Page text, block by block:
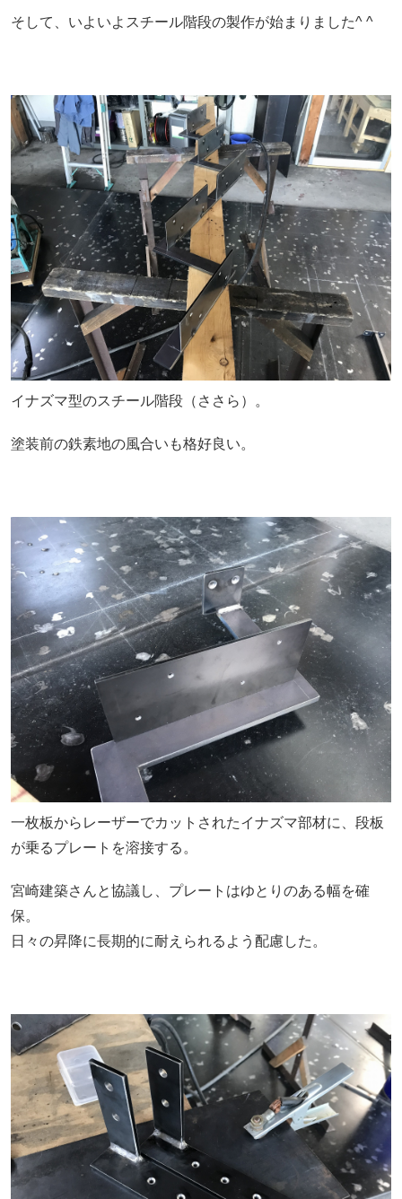
そして、いよいよスチール階段の製作が始まりました^ ^
イナズマ型のスチール階段（ささら）。
塗装前の鉄素地の風合いも格好良い。
一枚板からレーザーでカットされたイナズマ部材に、段板
が乗るプレートを溶接する。
宮崎建築さんと協議し、プレートはゆとりのある幅を確
保。
日々の昇降に長期的に耐えられるよう配慮した。